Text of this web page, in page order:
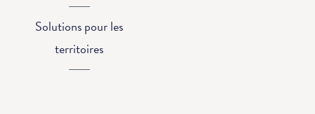
Solutions pour les
territoires